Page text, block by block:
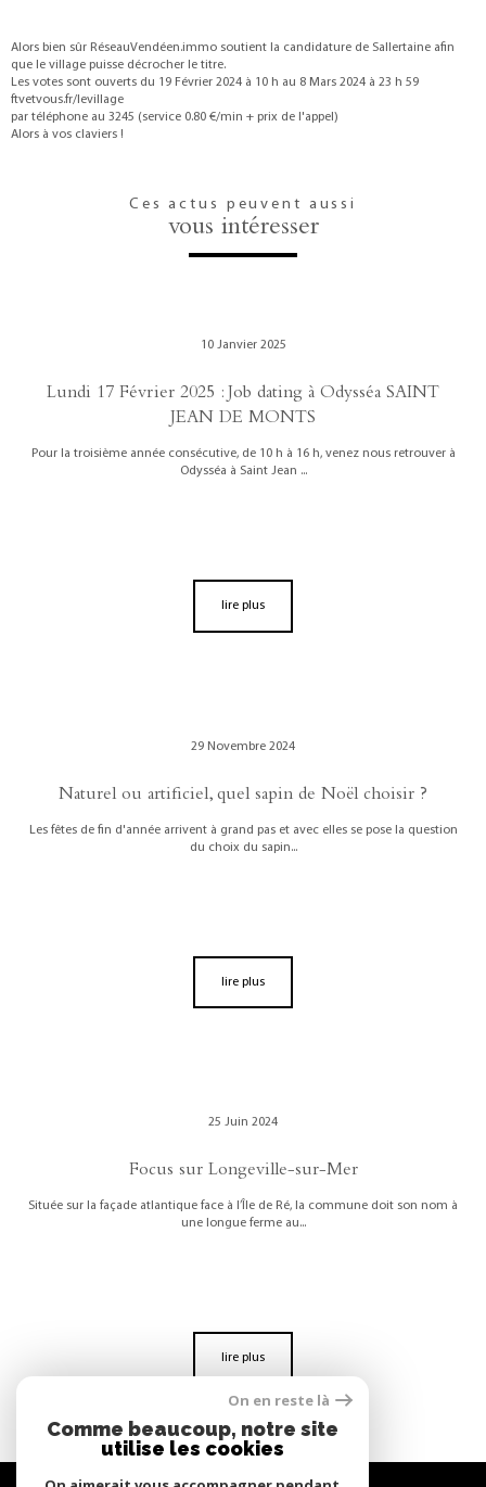
Alors bien sûr RéseauVendéen.immo soutient la candidature de Sallertaine afin
que le village puisse décrocher le titre.
Les votes sont ouverts du 19 Février 2024 à 10 h au 8 Mars 2024 à 23 h 59
ftvetvous.fr/levillage
par téléphone au 3245 (service 0.80 €/min + prix de l'appel)
Alors à vos claviers !
Ces actus peuvent aussi
vous intéresser
10 Janvier 2025
Lundi 17 Février 2025 : Job dating à Odysséa SAINT
JEAN DE MONTS
Pour la troisième année consécutive, de 10 h à 16 h, venez nous retrouver à
Odysséa à Saint Jean ...
lire plus
29 Novembre 2024
Naturel ou artificiel, quel sapin de Noël choisir ?
Les fêtes de fin d'année arrivent à grand pas et avec elles se pose la question
du choix du sapin...
lire plus
25 Juin 2024
Focus sur Longeville-sur-Mer
Située sur la façade atlantique face à l’Île de Ré, la commune doit son nom à
une longue ferme au...
lire plus
On en reste là
Comme beaucoup, notre site
utilise les cookies